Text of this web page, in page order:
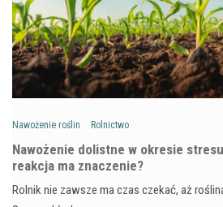
Nawożenie roślin Rolnictwo
Nawożenie dolistne w okresie
reakcja ma znaczenie?
Rolnik nie zawsze ma czas czekać, aż